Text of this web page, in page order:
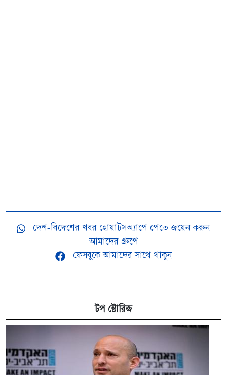
টপ স্টোরিজ
দেশ-বিদেশের খবর হোয়াটসঅ্যাপে পেতে জয়েন করুন
আমাদের গ্রুপে
ফেসবুকে আমাদের সাথে থাকুন